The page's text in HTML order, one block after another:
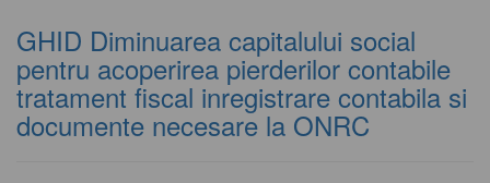
GHID Diminuarea capitalului social
pentru acoperirea pierderilor contabile
tratament fiscal inregistrare contabila si
documente necesare la ONRC